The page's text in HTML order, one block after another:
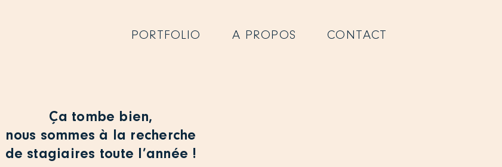
PORTFOLIO A PROPOS CONTACT
Ça tombe bien,
nous sommes à la recherche
de stagiaires toute l’année !